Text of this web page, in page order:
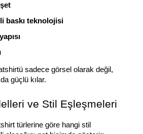
baskı teknolojisi
sadece görsel olarak değil,
güçlü kılar.
ve Stil Eşleşmeleri
türlerine göre hangi stil